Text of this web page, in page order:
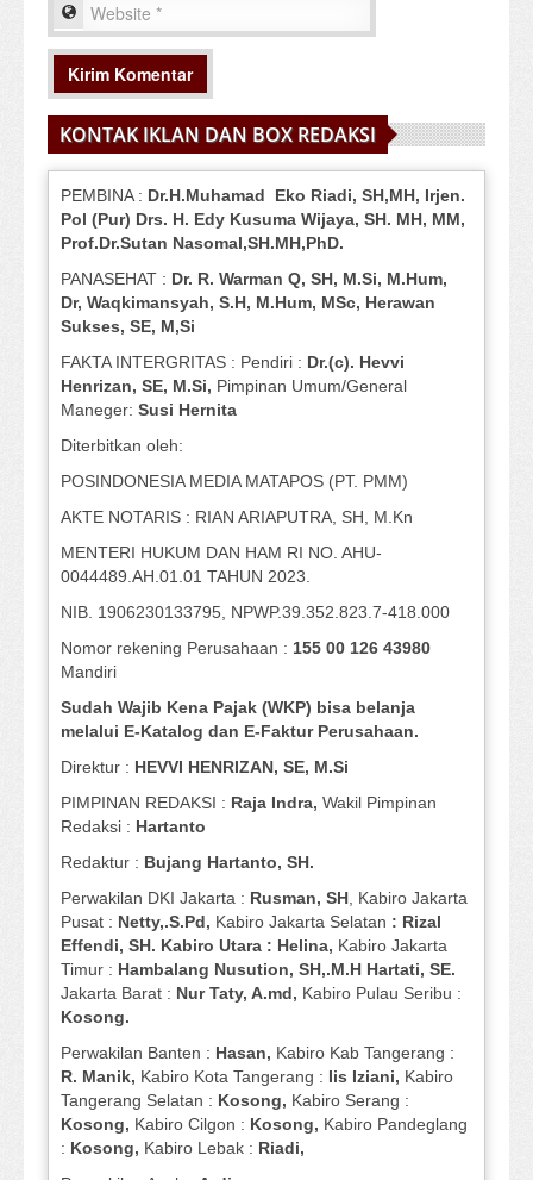
KONTAK IKLAN DAN BOX REDAKSI
PEMBINA : Dr.H.Muhamad Eko Riadi, SH,MH, Irjen.
Pol (Pur) Drs. H. Edy Kusuma Wijaya, SH. MH, MM,
Prof.Dr.Sutan Nasomal,SH.MH,PhD.
PANASEHAT : Dr. R. Warman Q, SH, M.Si, M.Hum,
Dr, Waqkimansyah, S.H, M.Hum, MSc, Herawan
Sukses, SE, M,Si
FAKTA INTERGRITAS : Pendiri : Dr.(c). Hevvi
Henrizan, SE, M.Si, Pimpinan Umum/General
Maneger: Susi Hernita
Diterbitkan oleh:
POSINDONESIA MEDIA MATAPOS (PT. PMM)
AKTE NOTARIS : RIAN ARIAPUTRA, SH, M.Kn
MENTERI HUKUM DAN HAM RI NO. AHU-
0044489.AH.01.01 TAHUN 2023.
NIB. 1906230133795, NPWP.39.352.823.7-418.000
Nomor rekening Perusahaan : 155 00 126 43980
Mandiri
Sudah Wajib Kena Pajak (WKP) bisa belanja
melalui E-Katalog dan E-Faktur Perusahaan.
Direktur : HEVVI HENRIZAN, SE, M.Si
PIMPINAN REDAKSI : Raja Indra, Wakil Pimpinan
Redaksi : Hartanto
Redaktur : Bujang Hartanto, SH.
Perwakilan DKI Jakarta : Rusman, SH , Kabiro Jakarta
Pusat : Netty,.S.Pd, Kabiro Jakarta Selatan : Rizal
Effendi, SH. Kabiro Utara : Helina, Kabiro Jakarta
Timur : Hambalang Nusution, SH,.M.H Hartati, SE.
Jakarta Barat : Nur Taty, A.md, Kabiro Pulau Seribu :
Kosong.
Perwakilan Banten : Hasan, Kabiro Kab Tangerang :
R. Manik, Kabiro Kota Tangerang : Iis Iziani, Kabiro
Tangerang Selatan : Kosong, Kabiro Serang :
Kosong, Kabiro Cilgon : Kosong, Kabiro Pandeglang
: Kosong, Kabiro Lebak : Riadi,